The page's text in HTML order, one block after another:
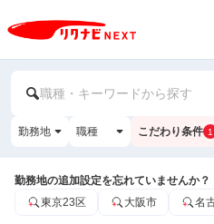
職種・キーワードから探す
勤務地 職種 こだわり条件 1
勤務地の追加設定を忘れていませんか？
東京23区
大阪市 名